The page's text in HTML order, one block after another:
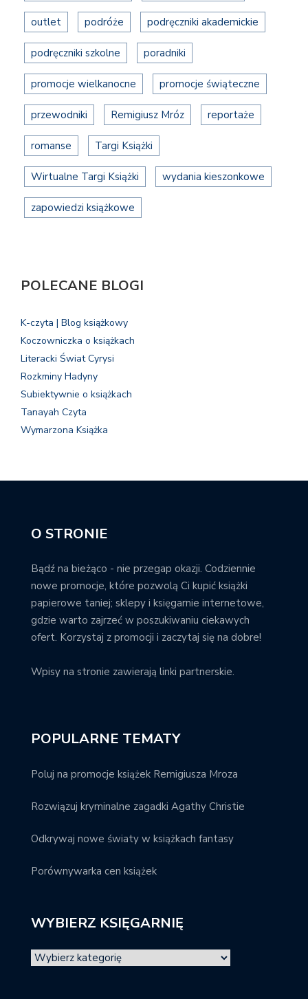
outlet podróże podręczniki akademickie
podręczniki szkolne poradniki
promocje wielkanocne promocje świąteczne
przewodniki Remigiusz Mróz reportaże
romanse Targi Książki
Wirtualne Targi Książki wydania kieszonkowe
zapowiedzi książkowe
POLECANE BLOGI
K-czyta | Blog książkowy
Koczowniczka o książkach
Literacki Świat Cyrysi
Rozkminy Hadyny
Subiektywnie o książkach
Tanayah Czyta
Wymarzona Książka
O STRONIE
Bądź na bieżąco - nie przegap okazji. Codziennie
nowe promocje, które pozwolą Ci kupić książki
papierowe taniej; sklepy i księgarnie internetowe,
gdzie warto zajrzeć w poszukiwaniu ciekawych
ofert. Korzystaj z promocji i zaczytaj się na dobre!
Wpisy na stronie zawierają linki partnerskie.
POPULARNE TEMATY
Poluj na promocje książek Remigiusza Mroza
Rozwiązuj kryminalne zagadki Agathy Christie
Odkrywaj nowe światy w książkach fantasy
Porównywarka cen książek
WYBIERZ KSIĘGARNIĘ